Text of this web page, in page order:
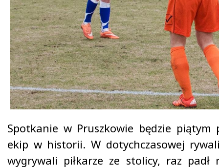
Spotkanie w Pruszkowie będzie piątym
ekip w historii. W dotychczasowej
wygrywali piłkarze ze stolicy, raz